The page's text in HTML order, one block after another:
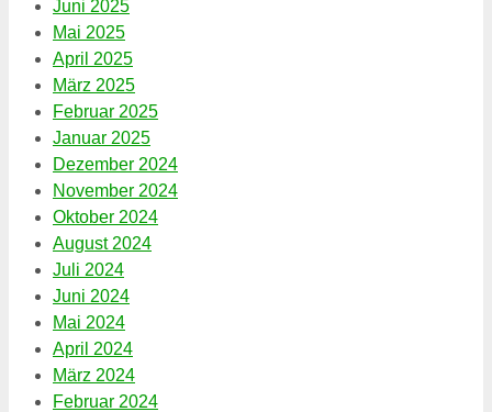
Juni 2025
Mai 2025
April 2025
März 2025
Februar 2025
Januar 2025
Dezember 2024
November 2024
Oktober 2024
August 2024
Juli 2024
Juni 2024
Mai 2024
April 2024
März 2024
Februar 2024